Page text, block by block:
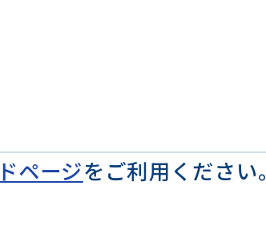
ページをご利用ください。